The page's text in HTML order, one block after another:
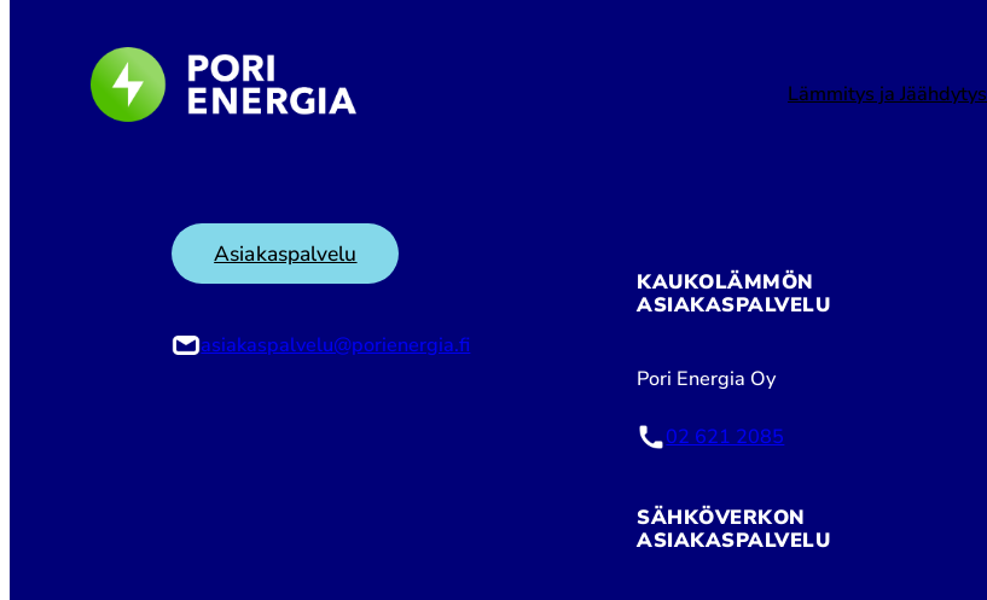
Lämmitys ja Jäähdytys
Asiakaspalvelu
asiakaspalvelu@porienergia.fi
KAUKOLÄMMÖN
ASIAKASPALVELU
Pori Energia Oy
02 621 2085
SÄHKÖVERKON
ASIAKASPALVELU